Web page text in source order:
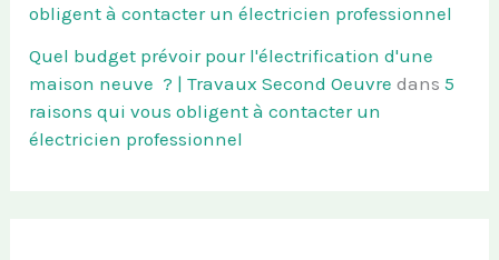
obligent à contacter un électricien professionnel
Quel budget prévoir pour l'électrification d'une
maison neuve ? | Travaux Second Oeuvre dans5
raisons qui vous obligent à contacter un
électricien professionnel